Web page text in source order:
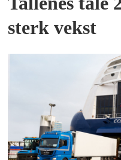
sterk vekst